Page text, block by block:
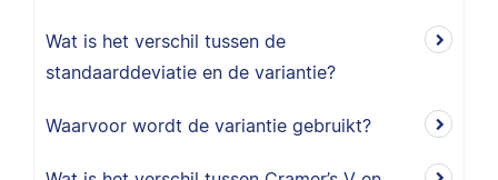
Wat is het verschil tussen de
standaarddeviatie en de variantie?
Waarvoor wordt de variantie gebruikt?